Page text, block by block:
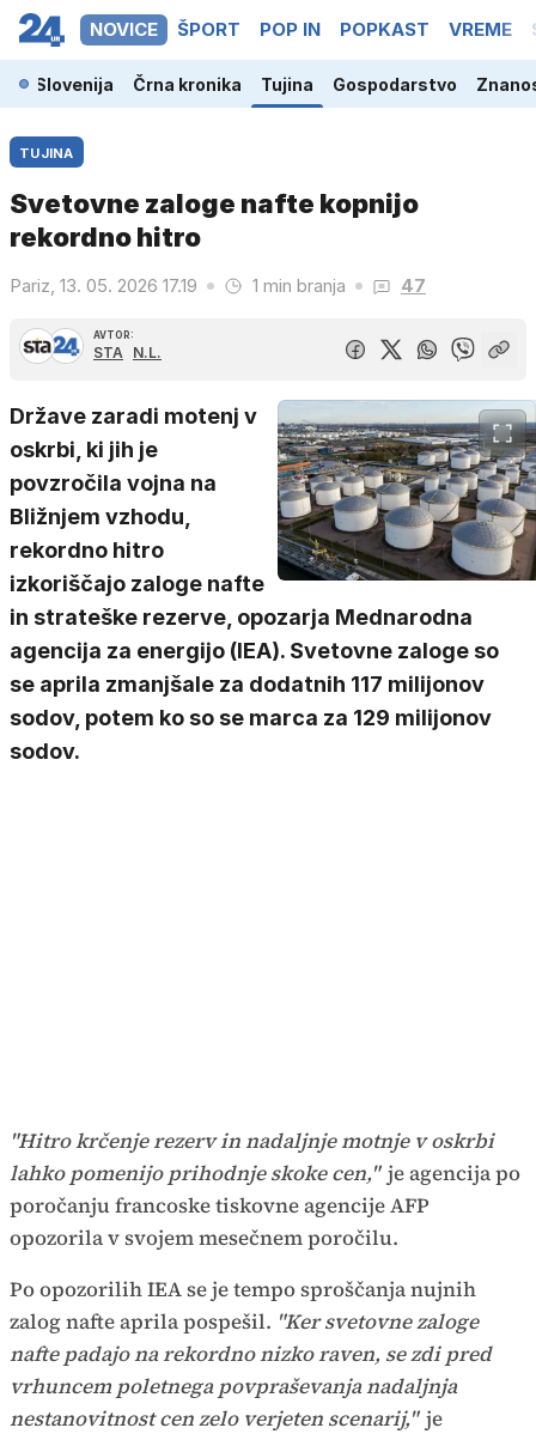
NOVICE ŠPORT POP IN POPKAST VREME
Slovenija Črna kronika Tujina Gospodarstvo
TUJINA
Svetovne zaloge nafte kopnijo
rekordno hitro
Pariz, 13. 05. 2026 17.19 1 min branja 47
AVTOR:
STA N.L.
Države zaradi motenj v
oskrbi, ki jih je
povzročila vojna na
Bližnjem vzhodu,
rekordno hitro
izkoriščajo zaloge nafte
in strateške rezerve, opozarja Mednarodna
agencija za energijo (IEA). Svetovne zaloge so
se aprila zmanjšale za dodatnih 117 milijonov
sodov, potem ko so se marca za 129 milijonov
sodov.
"Hitro krčenje rezerv in nadaljnje motnje v oskrbi
lahko pomenijo prihodnje skoke cen," je agencija po
poročanju francoske tiskovne agencije AFP
opozorila v svojem mesečnem poročilu.
Po opozorilih IEA se je tempo sproščanja nujnih
zalog nafte aprila pospešil. "Ker svetovne zaloge
nafte padajo na rekordno nizko raven, se zdi pred
vrhuncem poletnega povpraševanja nadaljnja
nestanovitnost cen zelo verjeten scenarij," je